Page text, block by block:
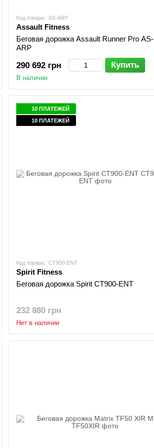
Код товара:: AS-ARP
Assault Fitness
Беговая дорожка Assault Runner Pro AS-
ARP
290 692 грн Купить
В наличии
10 ПЛАТЕЖЕЙ
10 ПЛАТЕЖЕЙ
Код товара:: CT900-ENT
Spirit Fitness
Беговая дорожка Spirit CT900-ENT
232 880 грн
Нет в наличии